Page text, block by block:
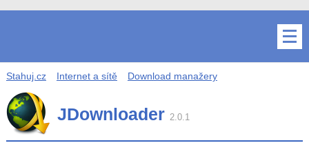
Stahuj.cz Internet a sítě Download manažery
JDownloader 2.0.1